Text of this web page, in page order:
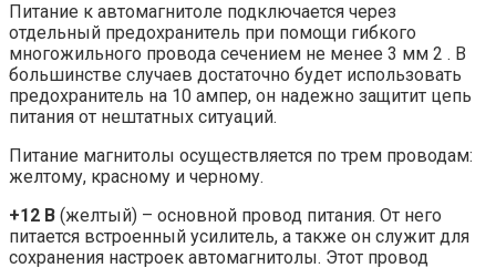
Питание к автомагнитоле подключается через
отдельный предохранитель при помощи гибкого
многожильного провода сечением не менее 3 мм 2 . В
большинстве случаев достаточно будет использовать
предохранитель на 10 ампер, он надежно защитит цепь
питания от нештатных ситуаций.
Питание магнитолы осуществляется по трем проводам:
желтому, красному и черному.
+12 В (желтый) – основной провод питания. От него
питается встроенный усилитель, а также он служит для
сохранения настроек автомагнитолы. Этот провод